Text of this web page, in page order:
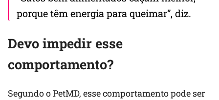
porque têm energia para queimar”, diz.
Devo impedir esse
comportamento?
Segundo o PetMD, esse comportamento pode ser